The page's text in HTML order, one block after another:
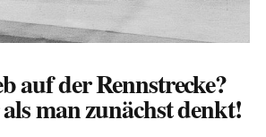
auf der Rennstrecke?
man zunächst denkt!